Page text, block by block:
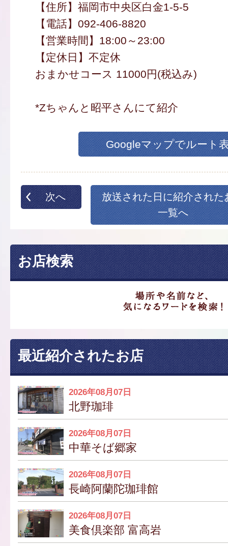
【住所】福岡市中央区白金1-5-5
【電話】092-406-8820
【営業時間】18:00～23:00
【定休日】不定休
おまかせコース 11000円(税込み)
*Zちゃんと昭平さんにて紹介
Googleマップでルート
次へ
放送された日に紹介された
一覧へ
お店検索
最近紹介されたお店
2026年08月07日
北野珈琲
2026年08月07日
中華そば郷家
2026年08月07日
長崎阿蘭陀珈琲館
2026年08月07日
美食倶楽部 富高岩